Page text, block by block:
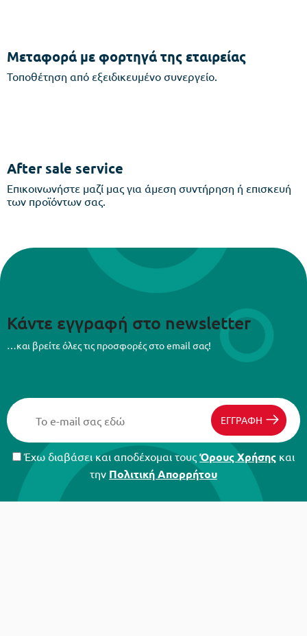
Μεταφορά με φορτηγά της εταιρείας
Τοποθέτηση από εξειδικευμένο συνεργείο.
After sale service
Επικοινωνήστε μαζί μας για άμεση συντήρηση ή επισκευή
των προϊόντων σας.
Κάντε εγγραφή στο newsletter
…και βρείτε όλες τις προσφορές στο email σας!
ΕΓΓΡΑΦΗ
Έχω διαβάσει και αποδέχομαι τους Όρους Χρήσης και
την Πολιτική Απορρήτου